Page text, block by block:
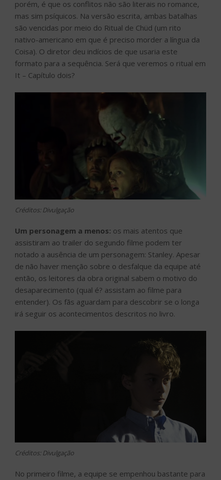
porém, é que os conflitos não são literais no romance,
mas sim psíquicos. Na versão escrita, ambas batalhas
são vencidas por meio do Ritual de Chüd (um rito
nativo-americano em que é preciso morder a língua da
Coisa). O diretor deu indícios de que usaria este
formato para a sequência. Será que veremos o ritual em
It – Capítulo dois?
Créditos: Divulgação
Um personagem a menos: os mais atentos que
assistiram ao trailer do segundo filme podem ter
notado a ausência de um personagem: Stanley. Apesar
de não haver menção sobre o desfalque da equipe até
então, os leitores da obra original sabem o motivo do
desaparecimento (qual é? assistam ao filme para
entender). Os fãs aguardam para descobrir se o longa
irá seguir os acontecimentos descritos no livro.
Créditos: Divulgação
No primeiro filme, a equipe se empenhou bastante para